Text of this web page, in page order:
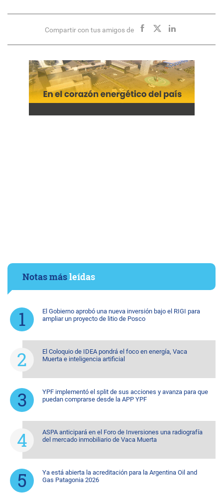
Compartir con tus amigos de
Notas másleídas
El Gobierno aprobó una nueva inversión bajo el RIGI para
ampliar un proyecto de litio de Posco
El Coloquio de IDEA pondrá el foco en energía, Vaca
Muerta e inteligencia artificial
YPF implementó el split de sus acciones y avanza para que
puedan comprarse desde la APP YPF
ASPA anticipará en el Foro de Inversiones una radiografía
del mercado inmobiliario de Vaca Muerta
Ya está abierta la acreditación para la Argentina Oil and
Gas Patagonia 2026